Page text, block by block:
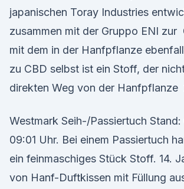
japanischen Toray Industries
zusammen mit der Gruppo ENI zur
mit dem in der Hanfpflanze
zu CBD selbst ist ein Stoff, der
direkten Weg von der Hanfpflanze
Westmark Seih-/Passiertuch
09:01 Uhr. Bei einem Passiertuch
ein feinmaschiges Stück Stoff. 14.
von Hanf-Duftkissen mit Füllung